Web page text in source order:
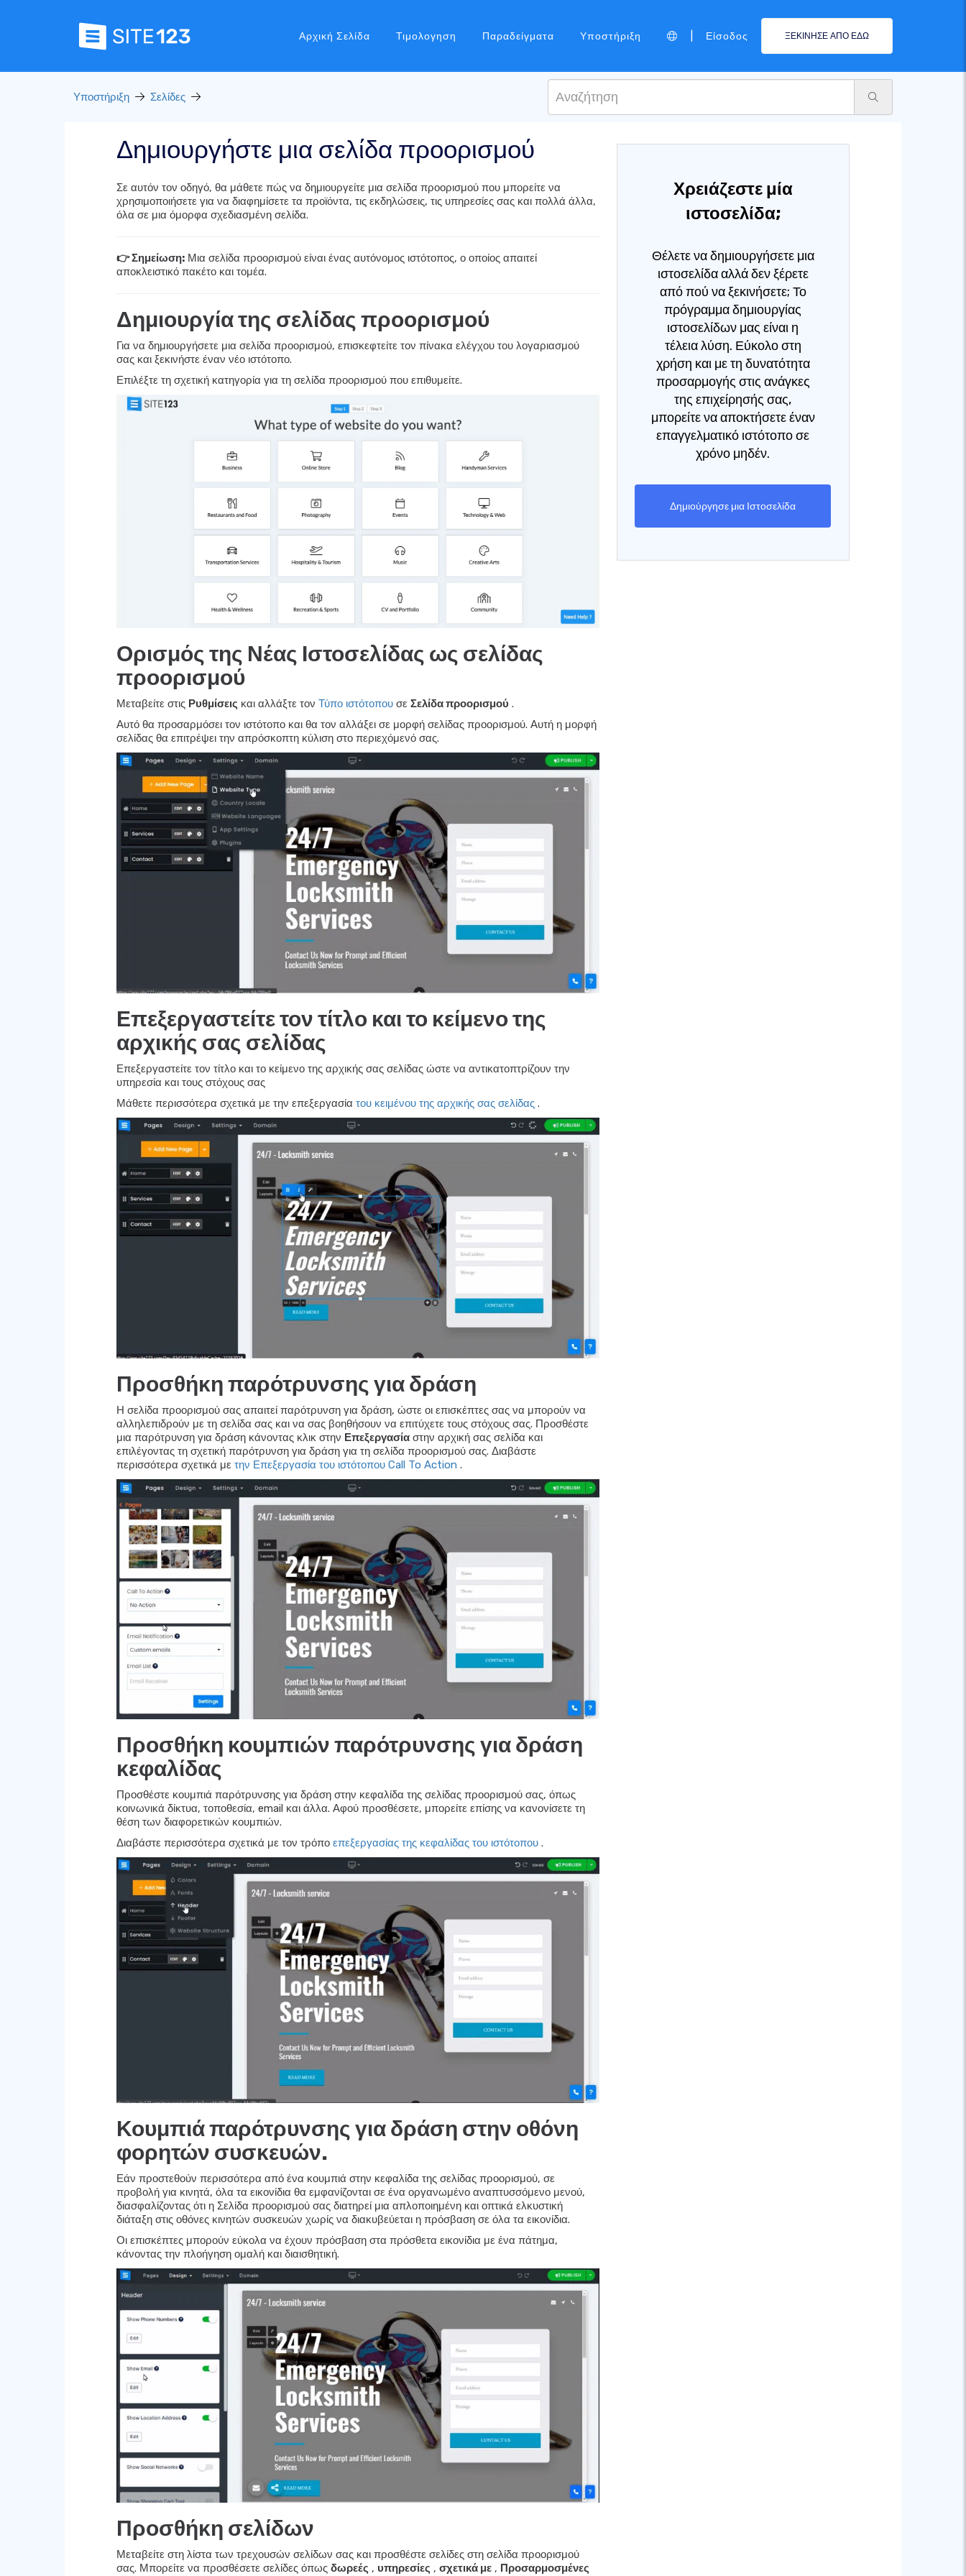
Αρχική Σελίδα Τιμολογηση Παραδείγματα Υποστήριξη Είσοδος ΞΕΚΙΝΗΣΕ ΑΠΟ ΕΔΩ
Υποστήριξη Σελίδες
Δημιουργήστε μια σελίδα προορισμού
Σε αυτόν τον οδηγό, θα μάθετε πώς να δημιουργείτε μια σελίδα προορισμού που μπορείτε να
χρησιμοποιήσετε για να διαφημίσετε τα προϊόντα, τις εκδηλώσεις, τις υπηρεσίες σας και πολλά άλλα,
όλα σε μια όμορφα σχεδιασμένη σελίδα.
👉 Σημείωση: Μια σελίδα προορισμού είναι ένας αυτόνομος ιστότοπος, ο οποίος απαιτεί
αποκλειστικό πακέτο και τομέα.
Δημιουργία της σελίδας προορισμού
Για να δημιουργήσετε μια σελίδα προορισμού, επισκεφτείτε τον πίνακα ελέγχου του λογαριασμού
σας και ξεκινήστε έναν νέο ιστότοπο.
Επιλέξτε τη σχετική κατηγορία για τη σελίδα προορισμού που επιθυμείτε.
Ορισμός της Νέας Ιστοσελίδας ως σελίδας
προορισμού
Μεταβείτε στις Ρυθμίσεις και αλλάξτε τον Τύπο ιστότοπου σε Σελίδα προορισμού .
Αυτό θα προσαρμόσει τον ιστότοπο και θα τον αλλάξει σε μορφή σελίδας προορισμού. Αυτή η μορφή
σελίδας θα επιτρέψει την απρόσκοπτη κύλιση στο περιεχόμενό σας.
Επεξεργαστείτε τον τίτλο και το κείμενο της
αρχικής σας σελίδας
Επεξεργαστείτε τον τίτλο και το κείμενο της αρχικής σας σελίδας ώστε να αντικατοπτρίζουν την
υπηρεσία και τους στόχους σας
Μάθετε περισσότερα σχετικά με την επεξεργασία του κειμένου της αρχικής σας σελίδας .
Προσθήκη παρότρυνσης για δράση
Η σελίδα προορισμού σας απαιτεί παρότρυνση για δράση, ώστε οι επισκέπτες σας να μπορούν να
αλληλεπιδρούν με τη σελίδα σας και να σας βοηθήσουν να επιτύχετε τους στόχους σας. Προσθέστε
μια παρότρυνση για δράση κάνοντας κλικ στην Επεξεργασία στην αρχική σας σελίδα και
επιλέγοντας τη σχετική παρότρυνση για δράση για τη σελίδα προορισμού σας. Διαβάστε
περισσότερα σχετικά με την Επεξεργασία του ιστότοπου Call To Action .
Προσθήκη κουμπιών παρότρυνσης για δράση
κεφαλίδας
Προσθέστε κουμπιά παρότρυνσης για δράση στην κεφαλίδα της σελίδας προορισμού σας, όπως
κοινωνικά δίκτυα, τοποθεσία, email και άλλα. Αφού προσθέσετε, μπορείτε επίσης να κανονίσετε τη
θέση των διαφορετικών κουμπιών.
Διαβάστε περισσότερα σχετικά με τον τρόπο επεξεργασίας της κεφαλίδας του ιστότοπου .
Κουμπιά παρότρυνσης για δράση στην οθόνη
φορητών συσκευών.
Εάν προστεθούν περισσότερα από ένα κουμπιά στην κεφαλίδα της σελίδας προορισμού, σε
προβολή για κινητά, όλα τα εικονίδια θα εμφανίζονται σε ένα οργανωμένο αναπτυσσόμενο μενού,
διασφαλίζοντας ότι η Σελίδα προορισμού σας διατηρεί μια απλοποιημένη και οπτικά ελκυστική
διάταξη στις οθόνες κινητών συσκευών χωρίς να διακυβεύεται η πρόσβαση σε όλα τα εικονίδια.
Οι επισκέπτες μπορούν εύκολα να έχουν πρόσβαση στα πρόσθετα εικονίδια με ένα πάτημα,
κάνοντας την πλοήγηση ομαλή και διαισθητική.
Προσθήκη σελίδων
Μεταβείτε στη λίστα των τρεχουσών σελίδων σας και προσθέστε σελίδες στη σελίδα προορισμού
σας. Μπορείτε να προσθέσετε σελίδες όπως δωρεές , υπηρεσίες , σχετικά με , Προσαρμοσμένες
Χρειάζεστε μία
ιστοσελίδα;
Θέλετε να δημιουργήσετε μια
ιστοσελίδα αλλά δεν ξέρετε
από πού να ξεκινήσετε; Το
πρόγραμμα δημιουργίας
ιστοσελίδων μας είναι η
τέλεια λύση. Εύκολο στη
χρήση και με τη δυνατότητα
προσαρμογής στις ανάγκες
της επιχείρησής σας,
μπορείτε να αποκτήσετε έναν
επαγγελματικό ιστότοπο σε
χρόνο μηδέν.
Δημιούργησε μια Ιστοσελίδα